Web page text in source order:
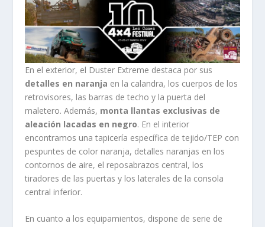
En el exterior, el Duster Extreme destaca por sus
detalles en naranja en la calandra, los cuerpos de los
retrovisores, las barras de techo y la puerta del
maletero. Además, monta llantas exclusivas de
aleación lacadas en negro. En el interior
encontramos una tapicería específica de tejido/TEP con
pespuntes de color naranja, detalles naranjas en los
contornos de aire, el reposabrazos central, los
tiradores de las puertas y los laterales de la consola
central inferior.
En cuanto a los equipamientos, dispone de serie de